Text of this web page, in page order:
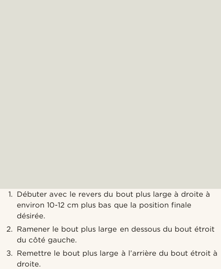
Débuter avec le revers du bout plus large à droite à
environ 10-12 cm plus bas que la position finale
désirée.
Ramener le bout plus large en dessous du bout étroit
du côté gauche.
Remettre le bout plus large à l’arrière du bout étroit à
droite.